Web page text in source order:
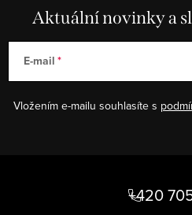
Aktuální novinky a
E-mail
Vložením e-mailu souhlasíte s
+420